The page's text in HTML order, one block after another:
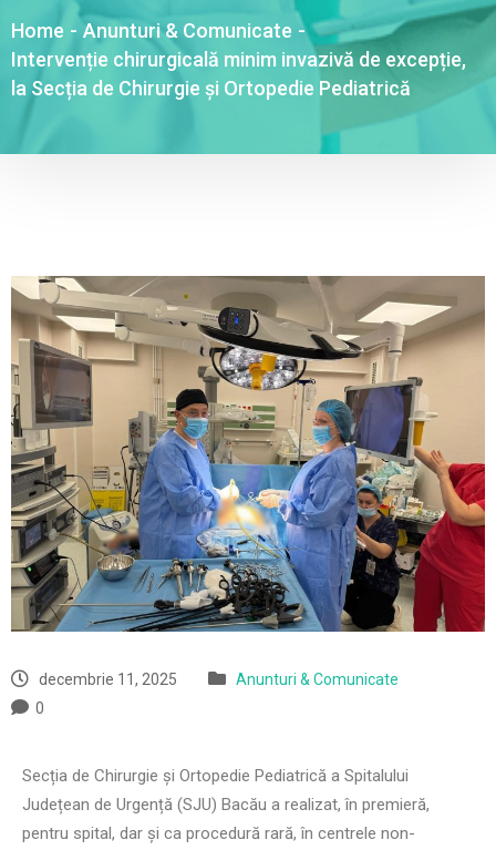
Home - Anunturi & Comunicate -
Intervenție chirurgicală minim invazivă de excepție,
la Secția de Chirurgie și Ortopedie Pediatrică
decembrie 11, 2025
Anunturi & Comunicate
0
Secția de Chirurgie și Ortopedie Pediatrică a Spitalului
Județean de Urgență (SJU) Bacău a realizat, în premieră,
pentru spital, dar și ca procedură rară, în centrele non-